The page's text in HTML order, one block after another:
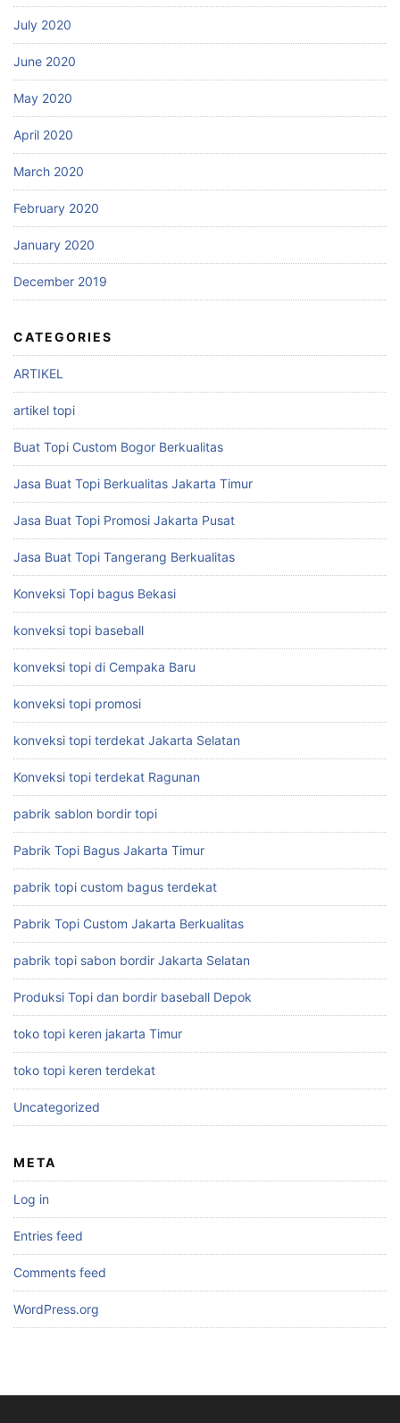
July 2020
June 2020
May 2020
April 2020
March 2020
February 2020
January 2020
December 2019
CATEGORIES
ARTIKEL
artikel topi
Buat Topi Custom Bogor Berkualitas
Jasa Buat Topi Berkualitas Jakarta Timur
Jasa Buat Topi Promosi Jakarta Pusat
Jasa Buat Topi Tangerang Berkualitas
Konveksi Topi bagus Bekasi
konveksi topi baseball
konveksi topi di Cempaka Baru
konveksi topi promosi
konveksi topi terdekat Jakarta Selatan
Konveksi topi terdekat Ragunan
pabrik sablon bordir topi
Pabrik Topi Bagus Jakarta Timur
pabrik topi custom bagus terdekat
Pabrik Topi Custom Jakarta Berkualitas
pabrik topi sabon bordir Jakarta Selatan
Produksi Topi dan bordir baseball Depok
toko topi keren jakarta Timur
toko topi keren terdekat
Uncategorized
META
Log in
Entries feed
Comments feed
WordPress.org